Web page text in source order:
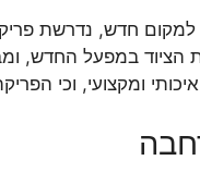
חדש, נדרשת
הציוד במפעל החדש,
ומקצועי, וכי